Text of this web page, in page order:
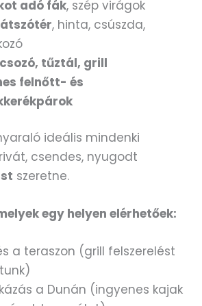
adó fák, szép virágok
, hinta, csúszda,
tűztál, grill
felnőtt- és
ideális mindenki
csendes, nyugodt
szeretne.
egy helyen elérhetőek:
a teraszon (grill felszerelést
a Dunán (ingyenes kajak